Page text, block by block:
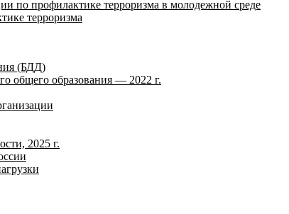
по профилактике терроризма в молодежной среде
терроризма
(БДД)
общего образования — 2022 г.
2025 г.